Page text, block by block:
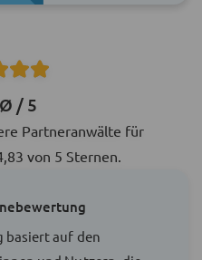
/ 5
Partneranwälte für
von 5 Sternen.
basiert auf den